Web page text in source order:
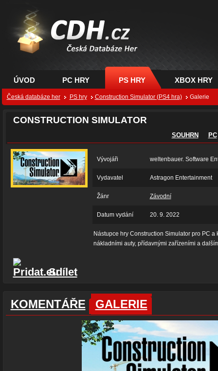
CDH.cz - hry na PC,
PS, XBOX - Česká
databáze her
ÚVOD PC HRY PS HRY XBOX HRY
Česká databáze her PS hry Construction Simulator (PS4 hra) Galerie
CONSTRUCTION SIMULATOR
SOUHRN PC
Vývojáři weltenbauer. Software
Vydavatel Astragon Entertainment
Žánr Závodní
Datum vydání 20. 9. 2022
Nástupce hry Construction Simulator pro PC
nákladními auty, přídavnými zařízeními a
Sdílet
KOMENTÁŘE GALERIE